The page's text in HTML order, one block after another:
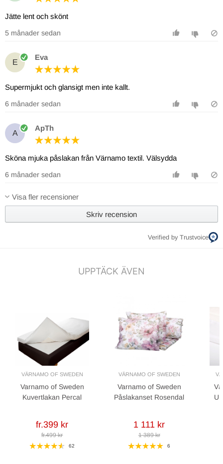
Jätte lent och skönt
5 månader sedan
E
Eva
Supermjukt och glansigt men inte kallt.
6 månader sedan
A
ApTh
Sköna mjuka påslakan från Värnamo textil. Välsydda
6 månader sedan
Visa fler recensioner
Skriv recension
Verified by Trustvoice
UPPTÄCK ÄVEN
VÄRNAMO OF SWEDEN
Varnamo of Sweden
Kuvertlakan Percal
fr.399 kr
fr.499 kr
62
VÄRNAMO OF SWEDEN
Varnamo of Sweden
Påslakanset Rosendal
1 111 kr
1 389 kr
6